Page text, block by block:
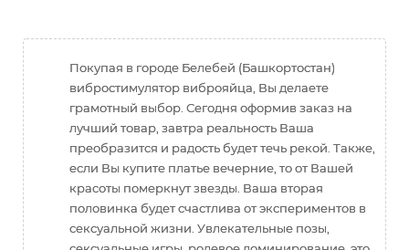
Покупая в городе Белебей (Башкортостан)
вибростимулятор виброяйца, Вы делаете
грамотный выбор. Сегодня оформив заказ на
лучший товар, завтра реальность Ваша
преобразится и радость будет течь рекой. Также,
если Вы купите платье вечерние, то от Вашей
красоты померкнут звезды. Ваша вторая
половинка будет счастлива от экспериментов в
сексуальной жизни. Увлекательные позы,